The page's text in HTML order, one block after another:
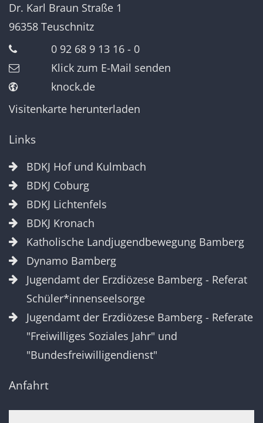
Dr. Karl Braun Straße 1
96358 Teuschnitz
0 92 68 9 13 16 - 0
Klick zum E-Mail senden
knock.de
Visitenkarte herunterladen
Links
BDKJ Hof und Kulmbach
BDKJ Coburg
BDKJ Lichtenfels
BDKJ Kronach
Katholische Landjugendbewegung Bamberg
Dynamo Bamberg
Jugendamt der Erzdiözese Bamberg - Referat
Schüler*innenseelsorge
Jugendamt der Erzdiözese Bamberg - Referate
"Freiwilliges Soziales Jahr" und
"Bundesfreiwilligendienst"
Anfahrt